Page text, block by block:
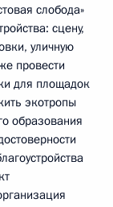
слобода»
сцену,
уличную
провести
для площадок
экотропы
образования